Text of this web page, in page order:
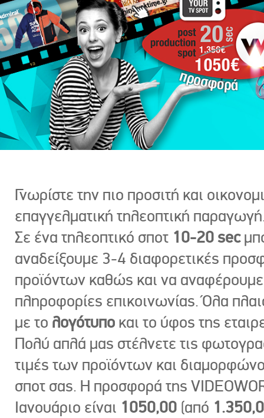
Γνωρίστε την πιο προσιτή και
επαγγελματική τηλεοπτική
Σε ένα τηλεοπτικό σποτ 10-20 sec
αναδείξουμε 3-4 διαφορετικές
προϊόντων καθώς και να
πληροφορίες επικοινωνίας. Όλα
με το λογότυπο και το ύφος της
Πολύ απλά μας στέλνετε τις
τιμές των προϊόντων και
σποτ σας. Η προσφορά της
Ιανουάριο είναι 1050,00 (από